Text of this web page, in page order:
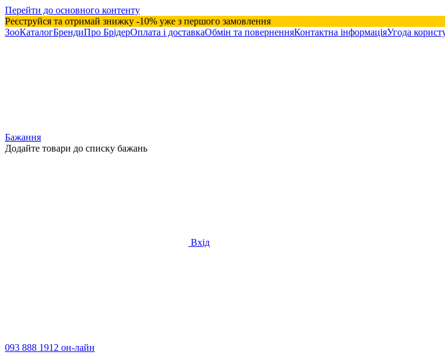
Перейти до основного контенту
Реєструйся та отримай знижку -10% уже з першого замовлення
ЗооКаталогБрендиПро БрідерОплата і доставкаОбмін та поверненняКонтактна інформаціяУгода
Бажання
Додайте товари до списку бажань
Вхід
093 888 1912 он-лайн